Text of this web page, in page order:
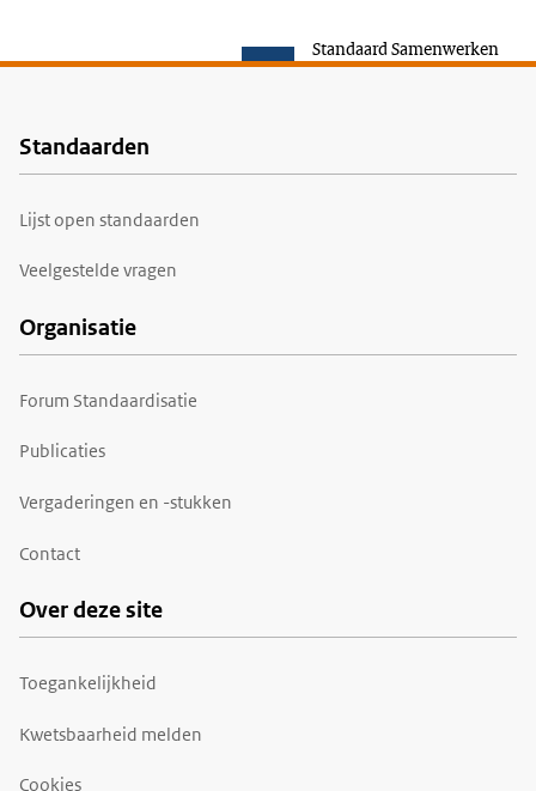
Standaard Samenwerken
Voet
Standaarden
Lijst open standaarden
Veelgestelde vragen
Organisatie
Forum Standaardisatie
Publicaties
Vergaderingen en -stukken
Contact
Over deze site
Toegankelijkheid
Kwetsbaarheid melden
Cookies